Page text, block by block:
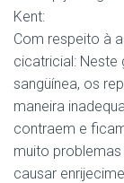
Kent:
Com respeito à
cicatricial:
sangüínea, os
maneira
contraem e
muito
causar